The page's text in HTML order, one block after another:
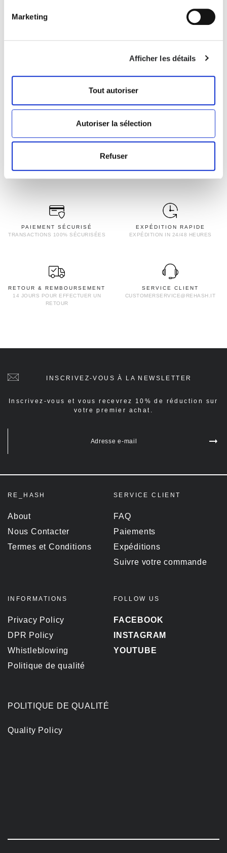
Marketing
Afficher les détails
Tout autoriser
Autoriser la sélection
Refuser
PAIEMENT SÉCURISÉ
TRANSACTIONS 100% SÉCURISÉES
EXPÉDITION RAPIDE
EXPÉDITION IN 24/48 HEURES
RETOUR & REMBOURSEMENT
14 JOURS POUR EFFECTUER UN
RETOUR
SERVICE CLIENT
CUSTOMERSERVICE@REHASH.IT
INSCRIVEZ-VOUS À LA NEWSLETTER
Inscrivez-vous et vous recevrez 10% de réduction sur
votre premier achat.
Adresse e-mail
RE_HASH
About
Nous Contacter
Termes et Conditions
SERVICE CLIENT
FAQ
Paiements
Expéditions
Suivre votre commande
INFORMATIONS
Privacy Policy
DPR Policy
Whistleblowing
Politique de qualité
FOLLOW US
FACEBOOK
INSTAGRAM
YOUTUBE
POLITIQUE DE QUALITÉ
Quality Policy